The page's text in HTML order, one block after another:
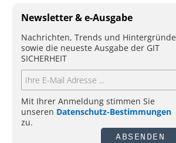
Newsletter & e-Ausgabe
Nachrichten, Trends und Hintergründe
sowie die neueste Ausgabe der GIT
SICHERHEIT
Mit Ihrer Anmeldung stimmen Sie
unseren Datenschutz-Bestimmungen
zu.
ABSENDEN